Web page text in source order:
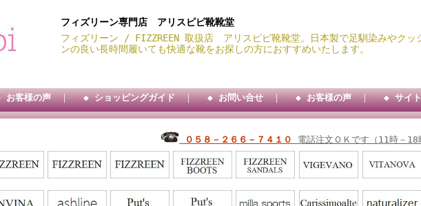
フィズリーン専門店 アリスピピ靴靴堂
フィズリーン / FIZZREEN 取扱店 アリスピピ靴靴堂。日本製で足馴染みやクッ
ンの良い長時間履いても快適な靴をお探しの方におすすめいたします。
お客様の声 ｜ ◆ ショッピングガイド ｜ ◆ お問い合せ ｜ ◆ お客様の声 ｜
◆ サイ
０５８－２６６－７４１０ 電話注文ＯＫです（11時－18